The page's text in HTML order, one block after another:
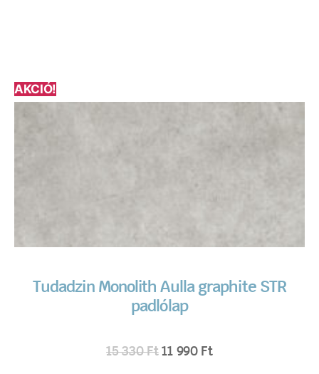
AKCIÓ!
Tudadzin Monolith Aulla graphite STR
padlólap
15 330Ft 11 990 Ft